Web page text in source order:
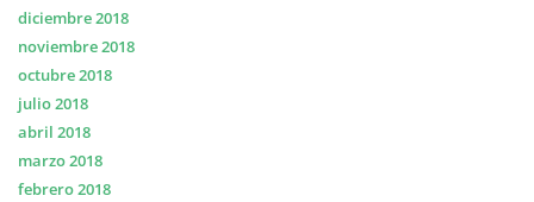
diciembre 2018
noviembre 2018
octubre 2018
julio 2018
abril 2018
marzo 2018
febrero 2018